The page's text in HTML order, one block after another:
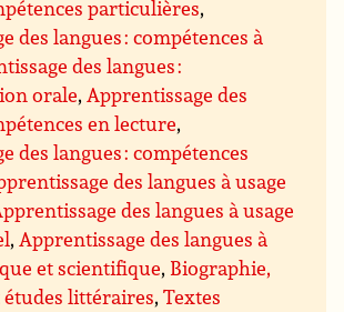
particulières,
des langues : compétences à
des langues :
orale,Apprentissage des
en lecture,
des langues : compétences
des langues à usage
des langues à usage
,Apprentissage des langues à
et scientifique, Biographie,
littéraires,Textes